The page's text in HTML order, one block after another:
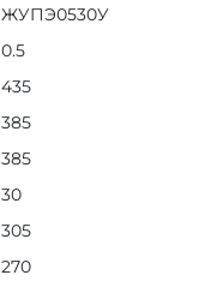
ЖУПЭ0530У
0.5
435
385
385
30
305
270